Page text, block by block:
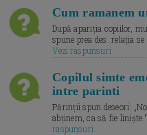
Cum ramanem
După apariția copiilor,
spune prea des: relația
Vezi raspunsuri
Copilul simte
intre parinti
Părinții spun deseori:
abținem, ca să fie
raspunsuri